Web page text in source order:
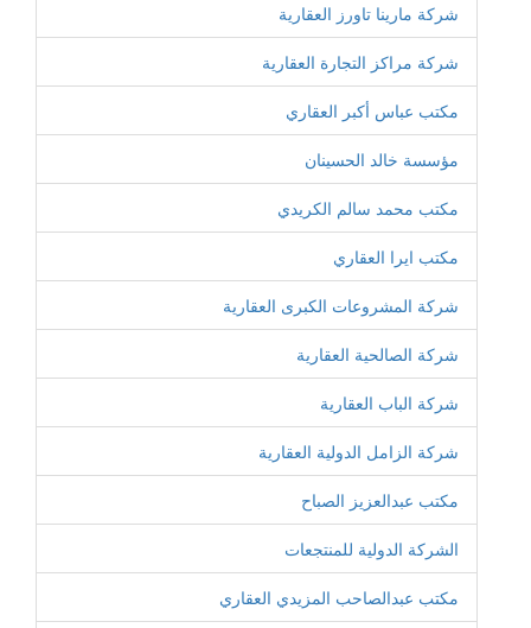
شركة مارينا تاورز العقارية
شركة مراكز التجارة العقارية
مكتب عباس أكبر العقاري
مؤسسة خالد الحسينان
مكتب محمد سالم الكريدي
مكتب ايرا العقاري
شركة المشروعات الكبرى العقارية
شركة الصالحية العقارية
شركة الباب العقارية
شركة الزامل الدولية العقارية
مكتب عبدالعزيز الصباح
الشركة الدولية للمنتجعات
مكتب عبدالصاحب المزيدي العقاري